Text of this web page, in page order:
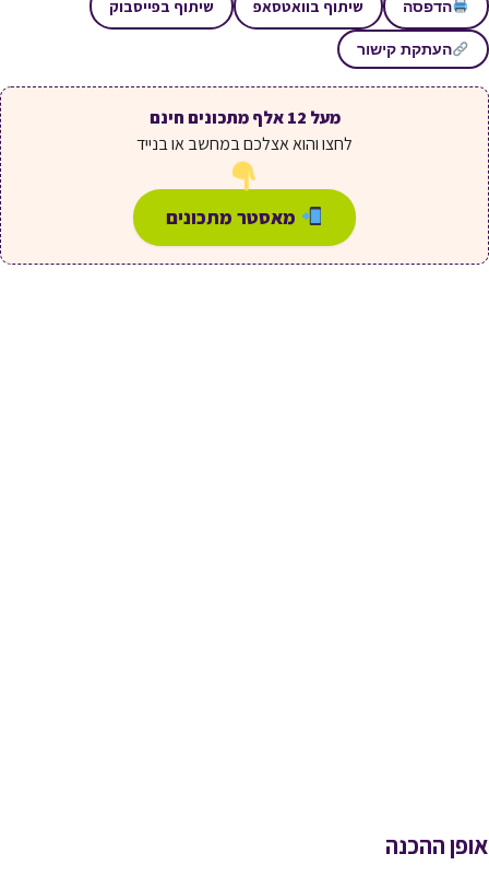
הדפסה שיתוף בוואטסאפ שיתוף בפייסבוק
העתקת קישור
מעל 12 אלף מתכונים חינם
לחצו והוא אצלכם במחשב או בנייד
מאסטר מתכונים
אופן ההכנה